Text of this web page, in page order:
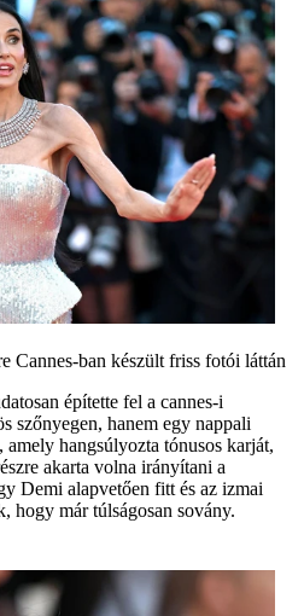
Cannes-ban készült friss fotói láttán
építette fel a cannes-i
szőnyegen, hanem egy nappali
hangsúlyozta tónusos karját,
akarta volna irányítani a
Demi alapvetően fitt és az izmai
hogy már túlságosan sovány.